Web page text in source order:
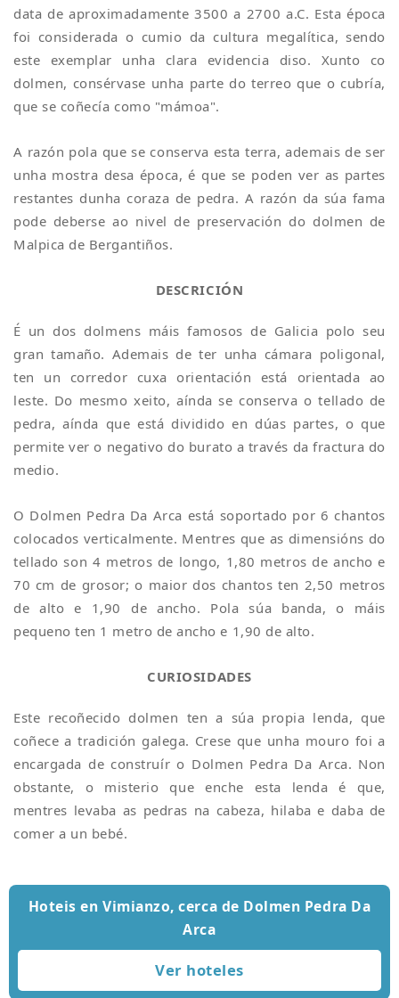
data de aproximadamente 3500 a 2700 a.C. Esta época
foi considerada o cumio da cultura megalítica, sendo
este exemplar unha clara evidencia diso. Xunto co
dolmen, consérvase unha parte do terreo que o cubría,
que se coñecía como "mámoa".
A razón pola que se conserva esta terra, ademais de ser
unha mostra desa época, é que se poden ver as partes
restantes dunha coraza de pedra. A razón da súa fama
pode deberse ao nivel de preservación do dolmen de
Malpica de Bergantiños.
DESCRICIÓN
É un dos dolmens máis famosos de Galicia polo seu
gran tamaño. Ademais de ter unha cámara poligonal,
ten un corredor cuxa orientación está orientada ao
leste. Do mesmo xeito, aínda se conserva o tellado de
pedra, aínda que está dividido en dúas partes, o que
permite ver o negativo do burato a través da fractura do
medio.
O Dolmen Pedra Da Arca está soportado por 6 chantos
colocados verticalmente. Mentres que as dimensións do
tellado son 4 metros de longo, 1,80 metros de ancho e
70 cm de grosor; o maior dos chantos ten 2,50 metros
de alto e 1,90 de ancho. Pola súa banda, o máis
pequeno ten 1 metro de ancho e 1,90 de alto.
CURIOSIDADES
Este recoñecido dolmen ten a súa propia lenda, que
coñece a tradición galega. Crese que unha mouro foi a
encargada de construír o Dolmen Pedra Da Arca. Non
obstante, o misterio que enche esta lenda é que,
mentres levaba as pedras na cabeza, hilaba e daba de
comer a un bebé.
Hoteis en Vimianzo, cerca de Dolmen Pedra Da
Arca